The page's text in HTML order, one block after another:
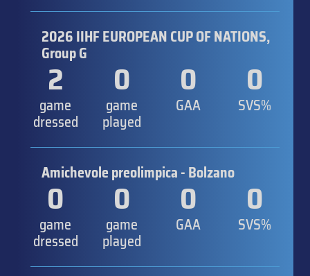
2026 IIHF EUROPEAN CUP OF NATIONS,
Group G
2
game
dressed
0
game
played
0
GAA
0
SVS%
Amichevole preolimpica - Bolzano
0
game
dressed
0
game
played
0
GAA
0
SVS%